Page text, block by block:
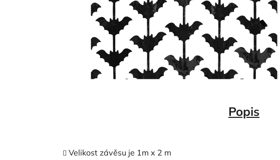
Popis
Velikost závěsu je 1m x 2 m